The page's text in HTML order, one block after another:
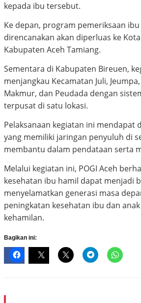
kepada ibu tersebut.
Ke depan, program pemeriksaan
direncanakan akan diperluas ke
Kabupaten Aceh Tamiang.
Sementara di Kabupaten Bireuen,
menjangkau Kecamatan Juli,
Makmur, dan Peudada dengan
terpusat di satu lokasi.
Pelaksanaan kegiatan ini mendapat
yang memiliki jaringan penyuluh di
membantu dalam pendataan serta
Melalui kegiatan ini, POGI Aceh
kesehatan ibu hamil dapat menjadi
menyelamatkan generasi masa
peningkatan kesehatan ibu dan
kehamilan.
Bagikan ini: